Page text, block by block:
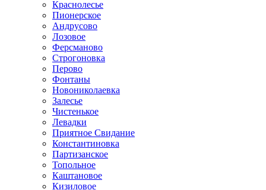
Краснолесье
Пионерское
Андрусово
Лозовое
Ферсманово
Строгоновка
Перово
Фонтаны
Новониколаевка
Залесье
Чистенькое
Левадки
Приятное Свидание
Константиновка
Партизанское
Топольное
Каштановое
Кизиловое